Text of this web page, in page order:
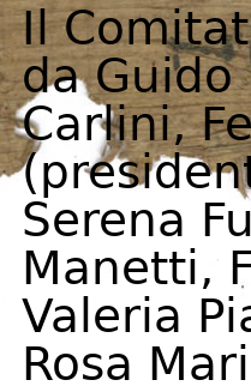
Il
da
Carlini,
Serena
Manetti,
Valeria
Rosa